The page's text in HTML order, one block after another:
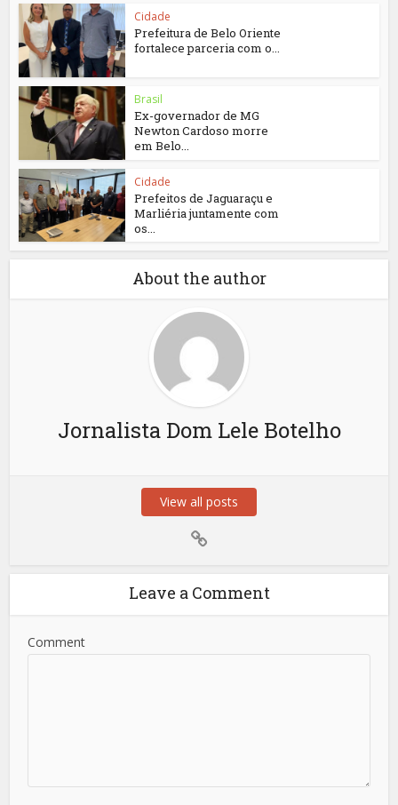
Cidade
Prefeitura de Belo Oriente
fortalece parceria com o...
Brasil
Ex-governador de MG
Newton Cardoso morre
em Belo...
Cidade
Prefeitos de Jaguaraçu e
Marliéria juntamente com
os...
About the author
Jornalista Dom Lele Botelho
View all posts
Leave a Comment
Comment